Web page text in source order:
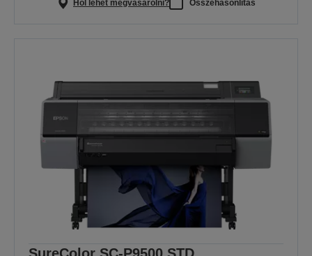
Hol lehet megvásárolni? Összehasonlítás